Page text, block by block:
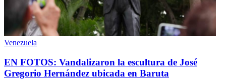
Venezuela
EN FOTOS: Vandalizaron la escultura de José
Gregorio Hernández ubicada en Baruta